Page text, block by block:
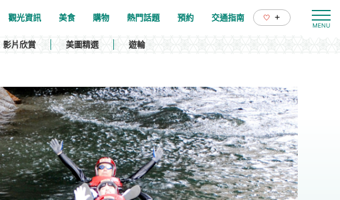
觀光資訊 美食 購物 熱門話題 預約 交通指南 +
影片欣賞 美圖精選 遊輪